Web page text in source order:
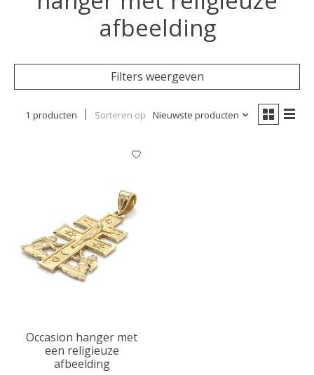
afbeelding
Filters weergeven
1 producten Sorteren op Nieuwste producten
Occasion hanger met
een religieuze
afbeelding